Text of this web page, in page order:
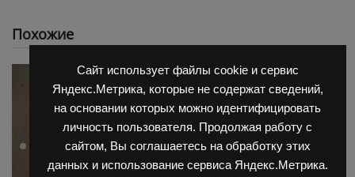
Сайт использует файлы cookie и сервис
Яндекс.Метрика, которые не содержат сведений,
на основании которых можно идентифицировать
личность пользователя. Продолжая работу с
сайтом, Вы соглашаетесь на обработку этих
данных и использование сервиса Яндекс.Метрика.
Похожие